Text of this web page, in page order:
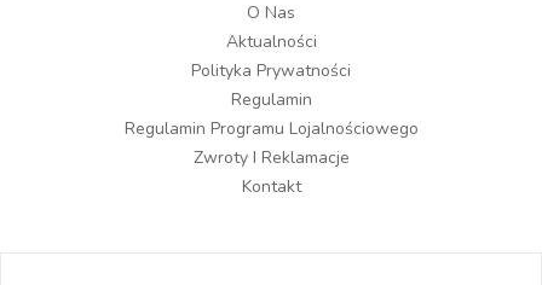
O Nas
Aktualności
Polityka Prywatności
Regulamin
Regulamin Programu Lojalnościowego
Zwroty I Reklamacje
Kontakt